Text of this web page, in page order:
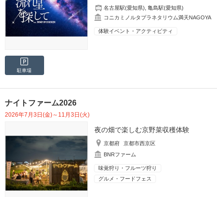
名古屋駅(愛知県) ,亀島駅(愛知県)
コニカミノルタプラネタリウム満天NAGOYA
体験イベント・アクティビティ
駐車場
ナイトファーム2026
2026年7月3日(金)～11月3日(火)
夜の畑で楽しむ京野菜収穫体験
京都府
京都市西京区
BNRファーム
味覚狩り・フルーツ狩り
グルメ・フードフェス